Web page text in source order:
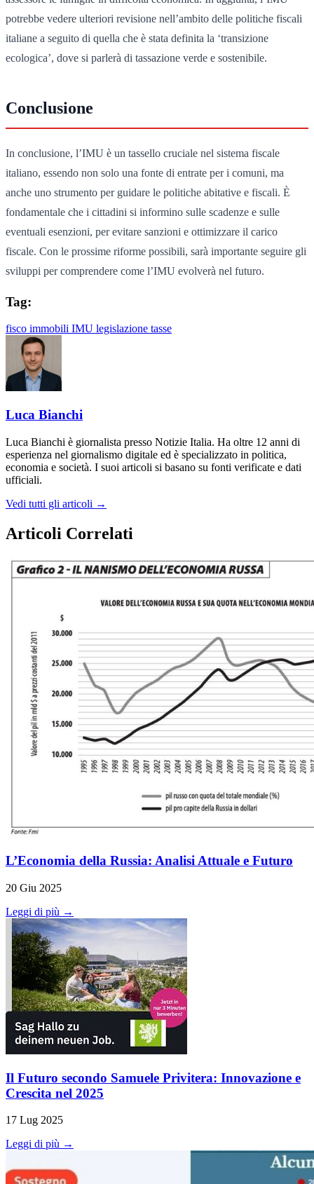
potrebbe vedere ulteriori revisione nell’ambito delle politiche fiscali
italiane a seguito di quella che è stata definita la ‘transizione
ecologica’, dove si parlerà di tassazione verde e sostenibile.
Conclusione
In conclusione, l’IMU è un tassello cruciale nel sistema fiscale
italiano, essendo non solo una fonte di entrate per i comuni, ma
anche uno strumento per guidare le politiche abitative e fiscali. È
fondamentale che i cittadini si informino sulle scadenze e sulle
eventuali esenzioni, per evitare sanzioni e ottimizzare il carico
fiscale. Con le prossime riforme possibili, sarà importante seguire gli
sviluppi per comprendere come l’IMU evolverà nel futuro.
Tag:
fisco immobili IMU legislazione tasse
Luca Bianchi
Luca Bianchi è giornalista presso Notizie Italia. Ha oltre 12 anni di
esperienza nel giornalismo digitale ed è specializzato in politica,
economia e società. I suoi articoli si basano su fonti verificate e dati
ufficiali.
Vedi tutti gli articoli →
Articoli Correlati
L’Economia della Russia: Analisi Attuale e Futuro
20 Giu 2025
Leggi di più →
Il Futuro secondo Samuele Privitera: Innovazione e
Crescita nel 2025
17 Lug 2025
Leggi di più →